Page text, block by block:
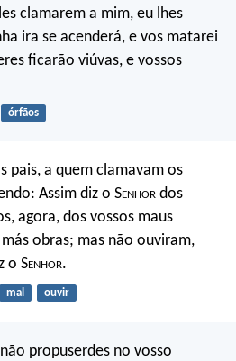
clamarem a mim, eu lhes
ira se acenderá, e vos matarei
ficarão viúvas, e vossos
órfãos
pais, a quem clamavam os
Assim diz o Senhor dos
agora, dos vossos maus
obras; mas não ouviram,
o Senhor.
mal ouvir
propuserdes no vosso